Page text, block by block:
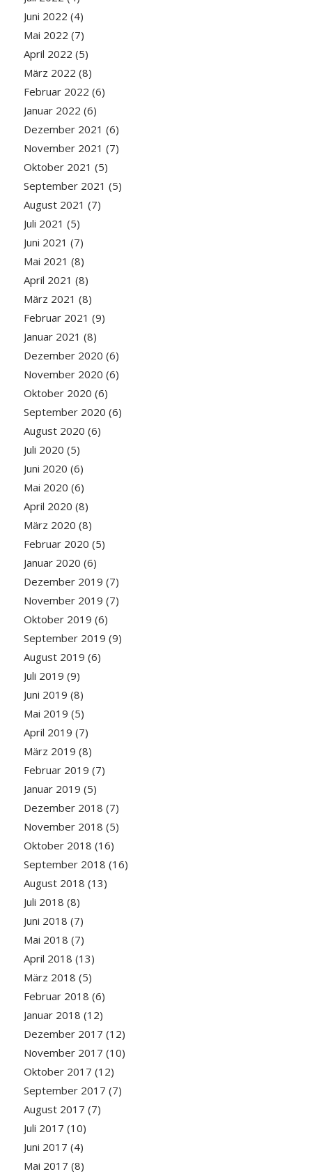
Juni 2022 (4)
Mai 2022 (7)
April 2022 (5)
März 2022 (8)
Februar 2022 (6)
Januar 2022 (6)
Dezember 2021 (6)
November 2021 (7)
Oktober 2021 (5)
September 2021 (5)
August 2021 (7)
Juli 2021 (5)
Juni 2021 (7)
Mai 2021 (8)
April 2021 (8)
März 2021 (8)
Februar 2021 (9)
Januar 2021 (8)
Dezember 2020 (6)
November 2020 (6)
Oktober 2020 (6)
September 2020 (6)
August 2020 (6)
Juli 2020 (5)
Juni 2020 (6)
Mai 2020 (6)
April 2020 (8)
März 2020 (8)
Februar 2020 (5)
Januar 2020 (6)
Dezember 2019 (7)
November 2019 (7)
Oktober 2019 (6)
September 2019 (9)
August 2019 (6)
Juli 2019 (9)
Juni 2019 (8)
Mai 2019 (5)
April 2019 (7)
März 2019 (8)
Februar 2019 (7)
Januar 2019 (5)
Dezember 2018 (7)
November 2018 (5)
Oktober 2018 (16)
September 2018 (16)
August 2018 (13)
Juli 2018 (8)
Juni 2018 (7)
Mai 2018 (7)
April 2018 (13)
März 2018 (5)
Februar 2018 (6)
Januar 2018 (12)
Dezember 2017 (12)
November 2017 (10)
Oktober 2017 (12)
September 2017 (7)
August 2017 (7)
Juli 2017 (10)
Juni 2017 (4)
Mai 2017 (8)